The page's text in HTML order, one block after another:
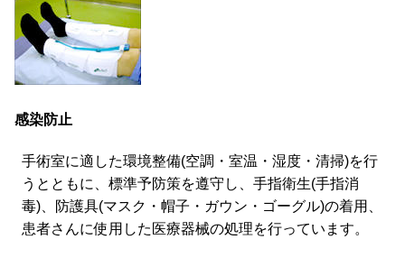
感染防止
手術室に適した環境整備(空調・室温・湿度・清掃)を行
うとともに、標準予防策を遵守し、手指衛生(手指消
毒)、防護具(マスク・帽子・ガウン・ゴーグル)の着用、
患者さんに使用した医療器械の処理を行っています。